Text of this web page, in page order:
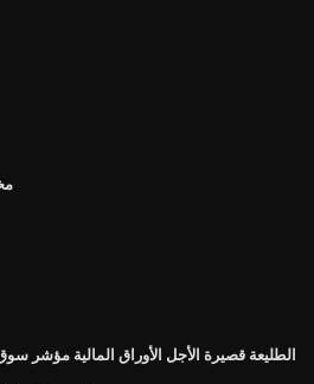
الطليعة قصيرة الأجل الأوراق المالية مؤشر